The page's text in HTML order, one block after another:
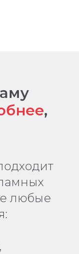
,
любые